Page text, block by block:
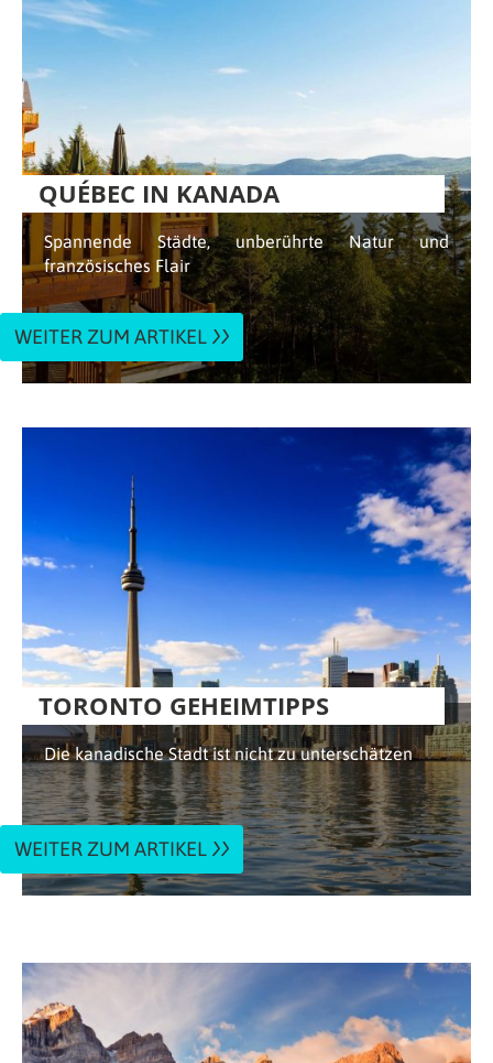
QUÉBEC IN KANADA
Spannende Städte, unberührte Natur und
französisches Flair
WEITER ZUM ARTIKEL
TORONTO GEHEIMTIPPS
Die kanadische Stadt ist nicht zu unterschätzen
WEITER ZUM ARTIKEL